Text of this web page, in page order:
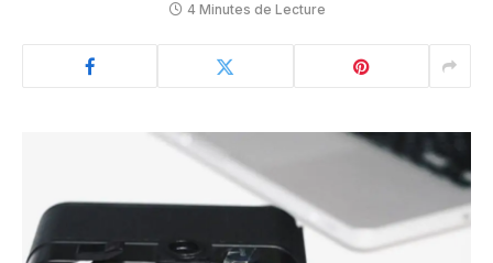
4 Minutes de Lecture